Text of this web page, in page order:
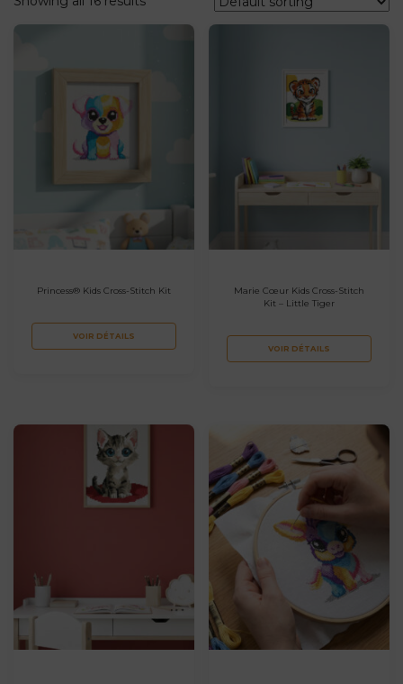
Princess® Kids Cross-Stitch Kit
VOIR DÉTAILS
Marie Cœur Kids Cross-Stitch
Kit – Little Tiger
VOIR DÉTAILS